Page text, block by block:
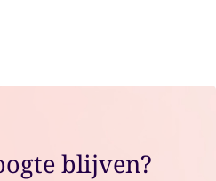
blijven?